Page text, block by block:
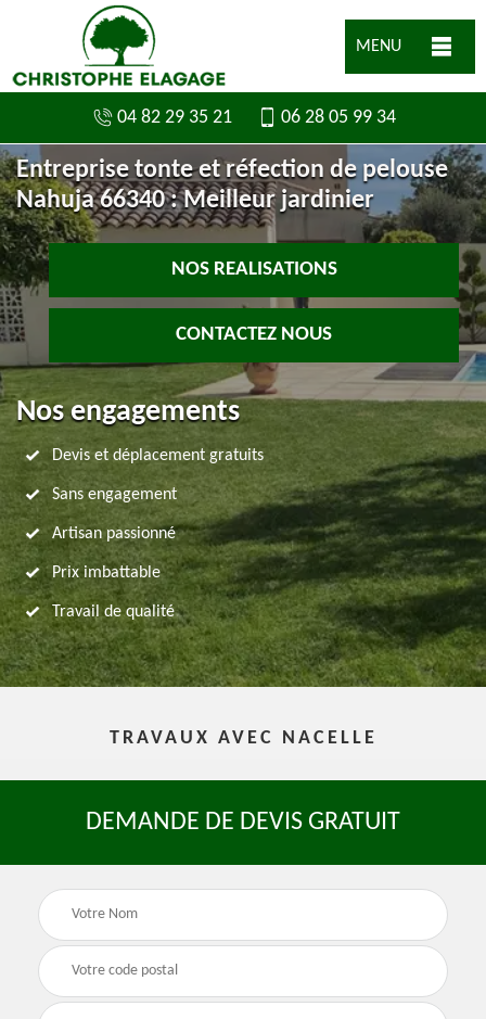
MENU
04 82 29 35 21 06 28 05 99 34
Entreprise tonte et réfection de pelouse
Nahuja 66340 : Meilleur jardinier
NOS REALISATIONS
CONTACTEZ NOUS
Nos engagements
Devis et déplacement gratuits
Sans engagement
Artisan passionné
Prix imbattable
Travail de qualité
TRAVAUX AVEC NACELLE
DEMANDE DE DEVIS GRATUIT